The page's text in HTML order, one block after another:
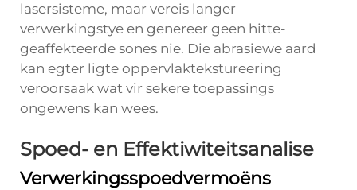
lasersisteme, maar vereis langer
verwerkingstye en genereer geen hitte-
geaffekteerde sones nie. Die abrasiewe aard
kan egter ligte oppervlaktekstureering
veroorsaak wat vir sekere toepassings
ongewens kan wees.
Spoed- en Effektiwiteitsanalise
Verwerkingsspoedvermoëns